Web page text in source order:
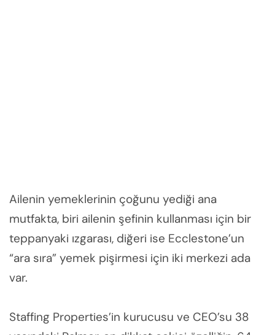
Ailenin yemeklerinin çoğunu yediği ana
mutfakta, biri ailenin şefinin kullanması için bir
teppanyaki ızgarası, diğeri ise Ecclestone’un
“ara sıra” yemek pişirmesi için iki merkezi ada
var.
Staffing Properties’in kurucusu ve CEO’su 38